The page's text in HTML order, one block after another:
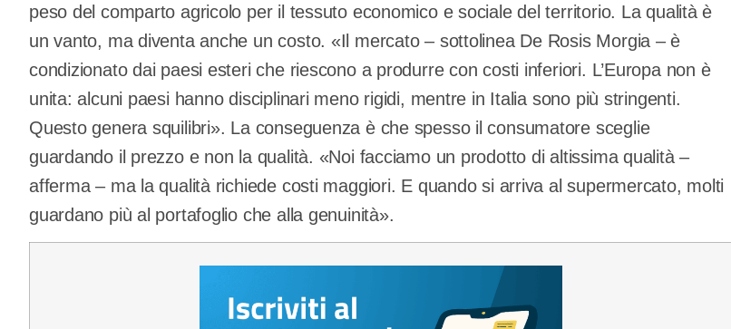
peso del comparto agricolo per il tessuto economico e sociale del territorio. La qualità è
un vanto, ma diventa anche un costo. «Il mercato – sottolinea De Rosis Morgia – è
condizionato dai paesi esteri che riescono a produrre con costi inferiori. L’Europa non è
unita: alcuni paesi hanno disciplinari meno rigidi, mentre in Italia sono più stringenti.
Questo genera squilibri». La conseguenza è che spesso il consumatore sceglie
guardando il prezzo e non la qualità. «Noi facciamo un prodotto di altissima qualità –
afferma – ma la qualità richiede costi maggiori. E quando si arriva al supermercato, molti
guardano più al portafoglio che alla genuinità».